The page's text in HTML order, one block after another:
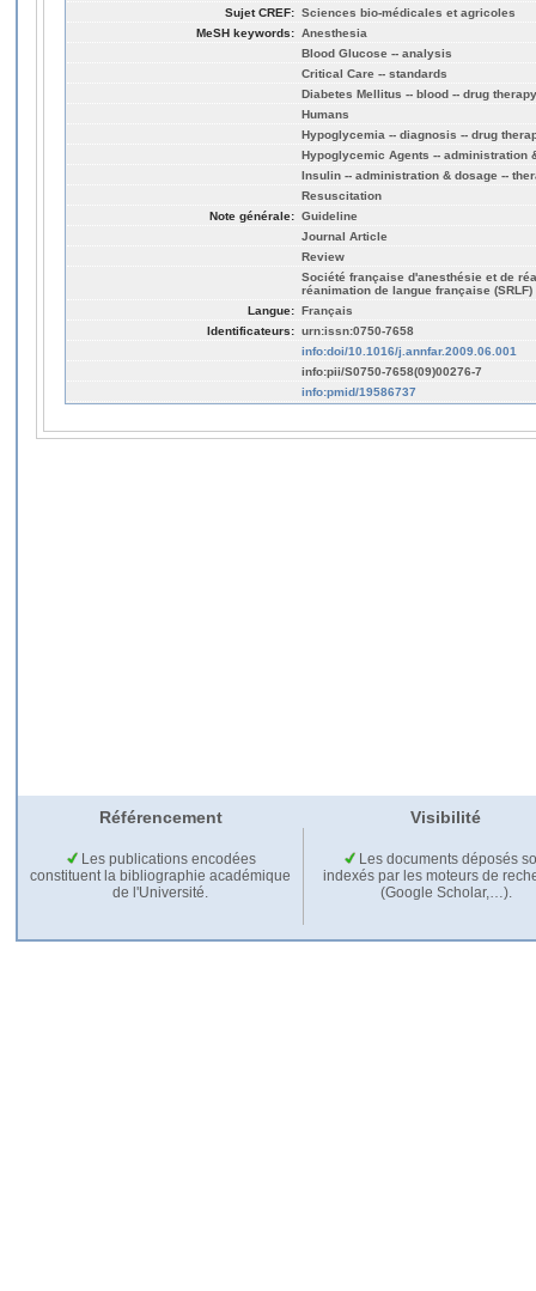
Sujet CREF: Sciences bio-médicales et agricoles
MeSH keywords: Anesthesia
Blood Glucose -- analysis
Critical Care -- standards
Diabetes Mellitus -- blood -- drug therapy
Humans
Hypoglycemia -- diagnosis -- drug
Hypoglycemic Agents -- administration
Insulin -- administration & dosage --
Resuscitation
Note générale: Guideline
Journal Article
Review
Société française d'anesthésie et de
réanimation de langue française (SRLF)
Langue: Français
Identificateurs: urn:issn:0750-7658
info:doi/10.1016/j.annfar.2009.06.001
info:pii/S0750-7658(09)00276-7
info:pmid/19586737
Référencement Visibilité
Les publications encodées
constituent la bibliographie académique
de l'Université.
Les documents déposés
indexés par les moteurs de
(Google Scholar,…).